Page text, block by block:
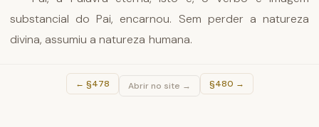
substancial do Pai, encarnou. Sem perder a natureza
divina, assumiu a natureza humana.
← §478 Abrir no site → §480 →